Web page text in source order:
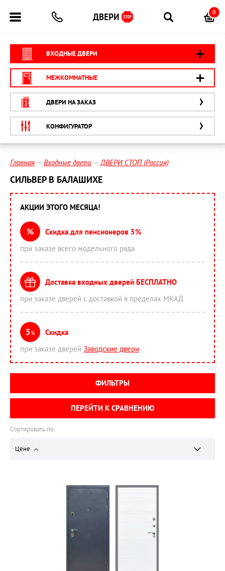
0
ВХОДНЫЕ ДВЕРИ
МЕЖКОМНАТНЫЕ
ДВЕРИ НА ЗАКАЗ
КОНФИГУРАТОР
Главная Входные двери ДВЕРИ СТОП (Россия)
СИЛЬВЕР В БАЛАШИХЕ
Сортировать по:
Цене
АКЦИИ ЭТОГО МЕСЯЦА!
%
Скидка для пенсионеров 5%
при заказе всего модельного ряда
Доставка входных дверей БЕСПЛАТНО
при заказе дверей с доставкой в пределах МКАД
5%
Скидка
при заказе дверей Заводские двери
ФИЛЬТРЫ
ПЕРЕЙТИ К СРАВНЕНИЮ